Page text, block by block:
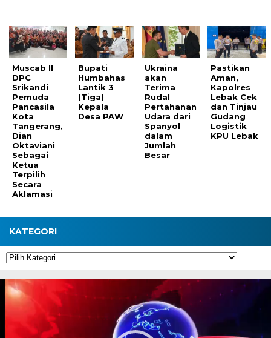
Muscab II
DPC
Srikandi
Pemuda
Pancasila
Kota
Tangerang,
Dian
Oktaviani
Sebagai
Ketua
Terpilih
Secara
Aklamasi
Bupati
Humbahas
Lantik 3
(Tiga)
Kepala
Desa PAW
Ukraina
akan
Terima
Rudal
Pertahanan
Udara dari
Spanyol
dalam
Jumlah
Besar
Pastikan
Aman,
Kapolres
Lebak Cek
dan Tinjau
Gudang
Logistik
KPU Lebak
KATEGORI
Kategori
Pemutar
Video